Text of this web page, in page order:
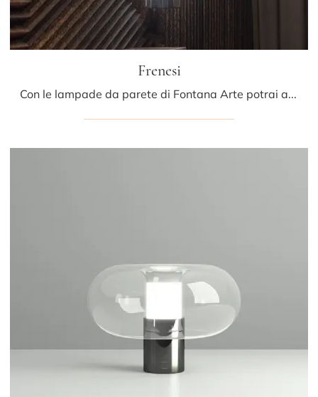
Frenesi
Con le lampade da parete di Fontana Arte potrai arricchire i tuoi locali: clicca e scopri Frenesi!